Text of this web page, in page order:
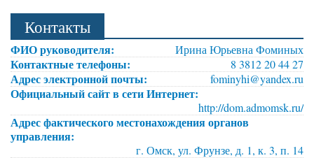
Контакты
ФИО руководителя: Ирина Юрьевна Фоминых
Контактные телефоны: 8 3812 20 44 27
Адрес электронной почты: fominyhi@yandex.ru
Официальный сайт в сети Интернет:
http://dom.admomsk.ru/
Адрес фактического местонахождения органов
управления:
г. Омск, ул. Фрунзе, д. 1, к. 3, п. 14